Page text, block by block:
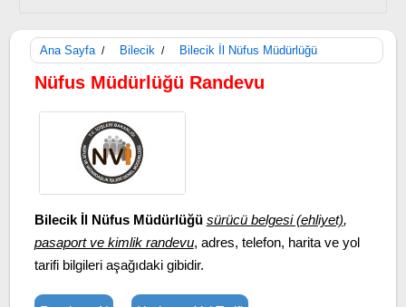
Ana Sayfa / Bilecik / Bilecik İl Nüfus Müdürlüğü
Nüfus Müdürlüğü Randevu
Bilecik İl Nüfus Müdürlüğü sürücü belgesi (ehliyet),
pasaport ve kimlik randevu, adres, telefon, harita ve yol
tarifi bilgileri aşağıdaki gibidir.